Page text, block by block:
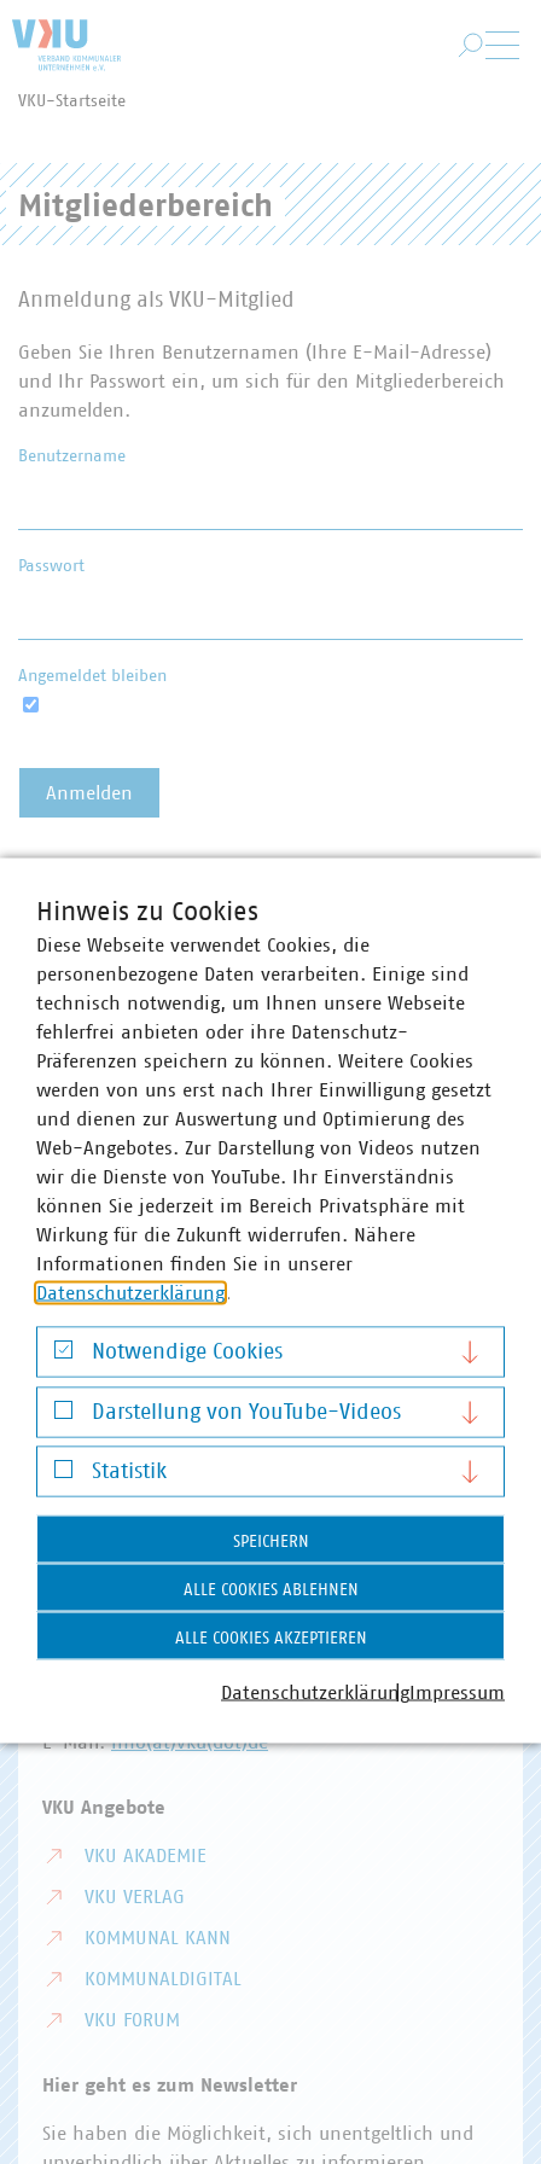
VKU-Startseite
Mitgliederbereich
Anmeldung als VKU-Mitglied
Geben Sie Ihren Benutzernamen (Ihre E-Mail-Adresse)
und Ihr Passwort ein, um sich für den Mitgliederbereich
anzumelden.
Benutzername
Passwort
Angemeldet bleiben
VKU-Bereiche
Zum
Hausanschrift und Kontakt
VKU-Hauptgeschäftsstelle
Invalidenstr. 91
10115 Berlin
E-Mail:info(at)vku(dot)de
VKU Angebote
VKU AKADEMIE
VKU VERLAG
KOMMUNAL KANN
KOMMUNALDIGITAL
VKU FORUM
Hier geht es zum Newsletter
Sie haben die Möglichkeit, sich unentgeltlich und
Hinweis zu Cookies
Diese Webseite verwendet Cookies, die
personenbezogene Daten verarbeiten. Einige sind
technisch notwendig, um Ihnen unsere Webseite
fehlerfrei anbieten oder ihre Datenschutz-
Präferenzen speichern zu können. Weitere Cookies
werden von uns erst nach Ihrer Einwilligung gesetzt
und dienen zur Auswertung und Optimierung des
Web-Angebotes. Zur Darstellung von Videos nutzen
wir die Dienste von YouTube. Ihr Einverständnis
können Sie jederzeit im Bereich Privatsphäre mit
Wirkung für die Zukunft widerrufen. Nähere
Informationen finden Sie in unserer
Datenschutzerklärung.
Notwendige Cookies
Notwendige Cookies
Darstellung von YouTube-Videos
Darstellung von YouTube-Videos
Statistik
Statistik
SPEICHERN
ALLE COOKIES ABLEHNEN
ALLE COOKIES AKZEPTIEREN
DatenschutzerklärungImpressum